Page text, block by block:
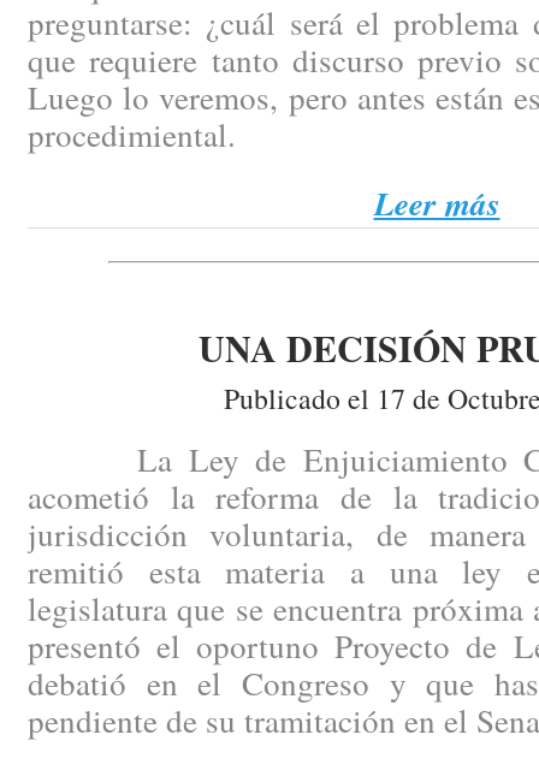
preguntarse: ¿cuál será el
que requiere tanto discurso previo
Luego lo veremos, pero antes están
procedimiental.
Leer más
UNA DECISIÓN
Publicado el 17 de
La Ley de Enjuiciamiento
acometió la reforma de la
jurisdicción voluntaria, de
remitió esta materia a una ley
legislatura que se encuentra
presentó el oportuno Proyecto de
debatió en el Congreso y que
pendiente de su tramitación en el